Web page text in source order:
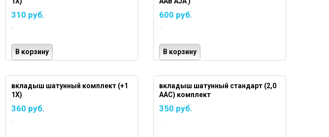
310 руб.
..
В корзину
600 руб.
..
В корзину
вкладыш шатунный комплект (+1
1X)
360 руб.
..
вкладыш шатунный стандарт (2,0
AAC) комплект
350 руб.
..